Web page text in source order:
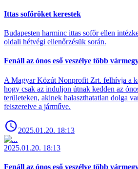
Ittas sofőröket kerestek
Budapesten harminc ittas sofőr ellen
oldali hétvégi ellenőrzésük során.
Fenáll az ónos eső veszélye több
A Magyar Közút Nonprofit Zrt. felhívja a
hogy csak az induljon útnak kedden az
területeken, akinek halaszthatatlan dolga
felszerelve a járműve.
2025.01.20. 18:13
2025.01.20. 18:13
Fenáll az ónos eső veszélye több